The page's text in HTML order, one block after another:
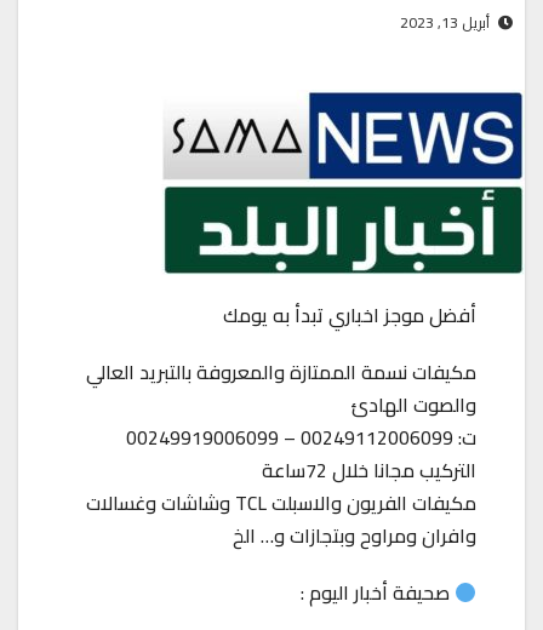
أبريل 13, 2023
أفضل موجز اخباري تبدأ به يومك
مكيفات نسمة الممتازة والمعروفة بالتبريد العالي
والصوت الهادئ
ت: 00249112006099 – 00249919006099
التركيب مجانا خلال 72ساعة
مكيفات الفريون والاسبلت TCL وشاشات وغسالات
وافران ومراوح وبتجازات و… الخ
صحيفة أخبار اليوم :